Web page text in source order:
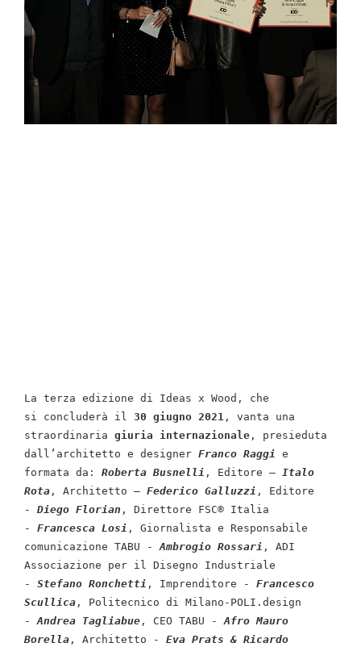
La terza edizione di Ideas x Wood, che
si concluderà il 30 giugno 2021 , vanta una
straordinaria giuria internazionale , presieduta
dall’architetto e designer Franco Raggi e
formata da: Roberta Busnelli , Editore – Italo
Rota , Architetto – Federico Galluzzi , Editore
- Diego Florian , Direttore FSC® Italia
- Francesca Losi , Giornalista e Responsabile
comunicazione TABU - Ambrogio Rossari , ADI
Associazione per il Disegno Industriale
- Stefano Ronchetti , Imprenditore - Francesco
Scullica , Politecnico di Milano-POLI.design
- Andrea Tagliabue , CEO TABU - Afro Mauro
Borella , Architetto - Eva Prats & Ricardo